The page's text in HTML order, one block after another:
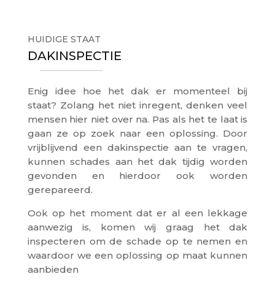
HUIDIGE STAAT
DAKINSPECTIE
Enig idee hoe het dak er momenteel bij
staat? Zolang het niet inregent, denken veel
mensen hier niet over na. Pas als het te laat is
gaan ze op zoek naar een oplossing. Door
vrijblijvend een dakinspectie aan te vragen,
kunnen schades aan het dak tijdig worden
gevonden en hierdoor ook worden
gerepareerd.
Ook op het moment dat er al een lekkage
aanwezig is, komen wij graag het dak
inspecteren om de schade op te nemen en
waardoor we een oplossing op maat kunnen
aanbieden